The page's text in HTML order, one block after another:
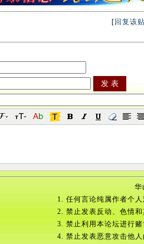
[ 回复该
华
1. 任何言论纯属作者个
2. 禁止发表反动、色情
3. 禁止利用本论坛进行
4. 禁止发表恶意攻击他